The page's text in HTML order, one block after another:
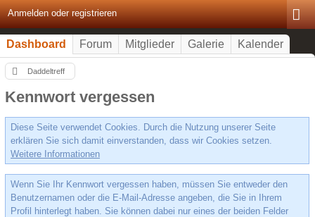
Anmelden oder registrieren
Dashboard Forum Mitglieder Galerie Kalender
Daddeltreff
Kennwort vergessen
Diese Seite verwendet Cookies. Durch die Nutzung unserer Seite
erklären Sie sich damit einverstanden, dass wir Cookies setzen.
Weitere Informationen
Wenn Sie Ihr Kennwort vergessen haben, müssen Sie entweder den
Benutzernamen oder die E-Mail-Adresse angeben, die Sie in Ihrem
Profil hinterlegt haben. Sie können dabei nur eines der beiden Felder